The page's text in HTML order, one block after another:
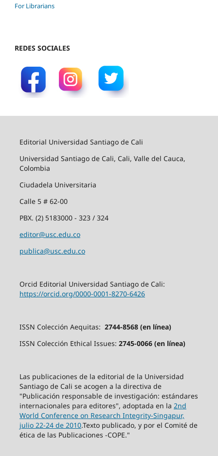
For Librarians
REDES SOCIALES
Editorial Universidad Santiago de Cali
Universidad Santiago de Cali, Cali, Valle del Cauca,
Colombia
Ciudadela Universitaria
Calle 5 # 62-00
PBX. (2) 5183000 - 323 / 324
editor@usc.edu.co
publica@usc.edu.co
Orcid Editorial Universidad Santiago de Cali:
https://orcid.org/0000-0001-8270-6426
ISSN Colección Aequitas: 2744-8568 (en línea)
ISSN Colección Ethical Issues: 2745-0066 (en línea)
Las publicaciones de la editorial de la Universidad
Santiago de Cali se acogen a la directiva de
"Publicación responsable de investigación: estándares
internacionales para editores", adoptada en la 2nd
World Conference on Research Integrity-Singapur,
julio 22-24 de 2010.Texto publicado, y por el Comité de
ética de las Publicaciones -COPE."